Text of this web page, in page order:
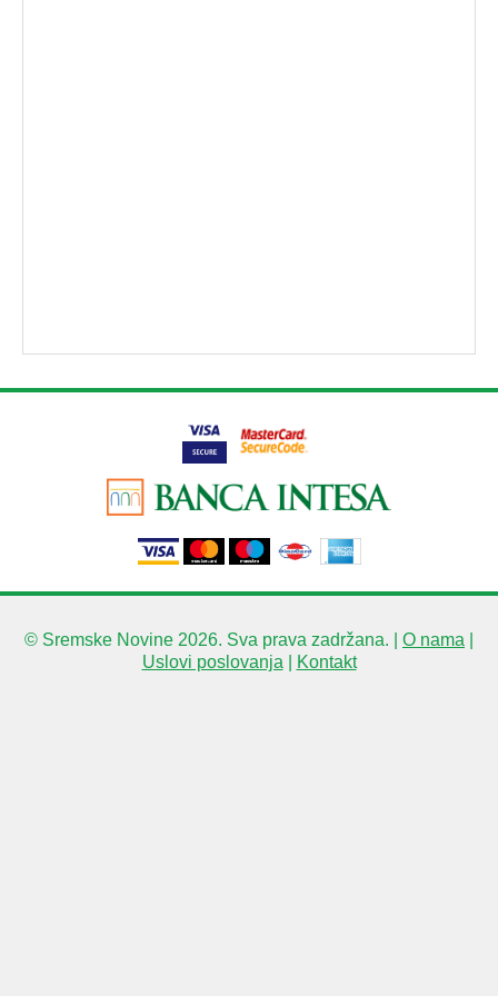
© Sremske Novine 2026. Sva prava zadržana. | O nama
Uslovi poslovanja| Kontakt